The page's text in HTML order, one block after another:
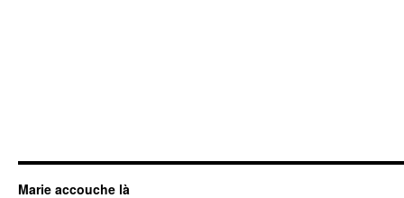
Marie accouche là